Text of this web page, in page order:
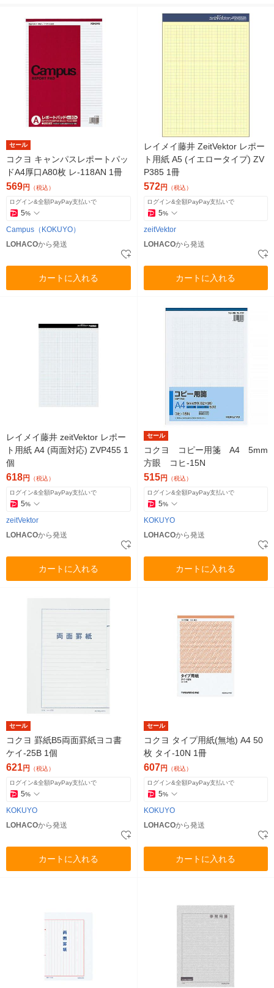
セール
コクヨ キャンパスレポートパッ
ドA4厚口A80枚 レ-118AN 1冊
569円 （税込）
ログイン&全額PayPay支払いで
5%
Campus（KOKUYO）
LOHACOから発送
カートに入れる
レイメイ藤井 ZeitVektor レポー
ト用紙 A5 (イエロータイプ) ZV
P385 1冊
572円 （税込）
ログイン&全額PayPay支払いで
5%
zeitVektor
LOHACOから発送
カートに入れる
レイメイ藤井 zeitVektor レポー
ト用紙 A4 (両面対応) ZVP455 1
個
618円 （税込）
ログイン&全額PayPay支払いで
5%
zeitVektor
LOHACOから発送
カートに入れる
セール
コクヨ コピー用箋 A4 5mm
方眼 コヒ-15N
515円 （税込）
ログイン&全額PayPay支払いで
5%
KOKUYO
LOHACOから発送
カートに入れる
セール
コクヨ 罫紙B5両面罫紙ヨコ書
ケイ-25B 1個
621円 （税込）
ログイン&全額PayPay支払いで
5%
KOKUYO
LOHACOから発送
カートに入れる
セール
コクヨ タイプ用紙(無地) A4 50
枚 タイ-10N 1冊
607円 （税込）
ログイン&全額PayPay支払いで
5%
KOKUYO
LOHACOから発送
カートに入れる